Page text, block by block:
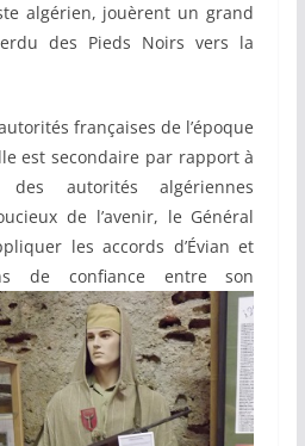
algérien, jouèrent un grand
des Pieds Noirs vers la
françaises de l’époque
est secondaire par rapport à
autorités algériennes
de l’avenir, le Général
les accords d’Évian et
de confiance entre son